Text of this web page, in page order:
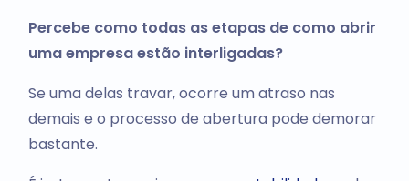
Percebe como todas as etapas de como abrir
uma empresa estão interligadas?
Se uma delas travar, ocorre um atraso nas
demais e o processo de abertura pode demorar
bastante.